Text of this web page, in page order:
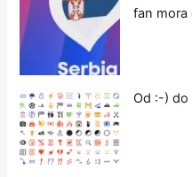
fan mora
Od :-) do